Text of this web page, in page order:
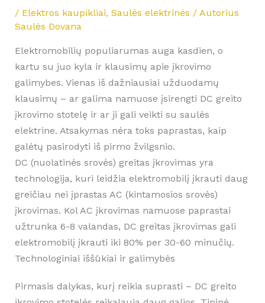
/ Elektros kaupikliai, Saulės elektrinės / Autorius
Saulės Dovana
Elektromobilių populiarumas auga kasdien, o
kartu su juo kyla ir klausimų apie įkrovimo
galimybes. Vienas iš dažniausiai užduodamų
klausimų – ar galima namuose įsirengti DC greito
įkrovimo stotelę ir ar ji gali veikti su saulės
elektrine. Atsakymas nėra toks paprastas, kaip
galėtų pasirodyti iš pirmo žvilgsnio.
DC (nuolatinės srovės) greitas įkrovimas yra
technologija, kuri leidžia elektromobilį įkrauti daug
greičiau nei įprastas AC (kintamosios srovės)
įkrovimas. Kol AC įkrovimas namuose paprastai
užtrunka 6-8 valandas, DC greitas įkrovimas gali
elektromobilį įkrauti iki 80% per 30-60 minučių.
Technologiniai iššūkiai ir galimybės
Pirmasis dalykas, kurį reikia suprasti – DC greito